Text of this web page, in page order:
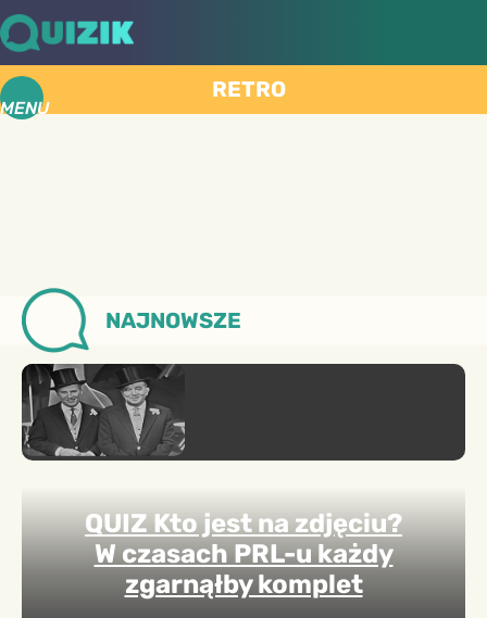
MENU
RETRO
NAJNOWSZE
QUIZ Kto jest na zdjęciu?
W czasach PRL-u każdy
zgarnąłby komplet